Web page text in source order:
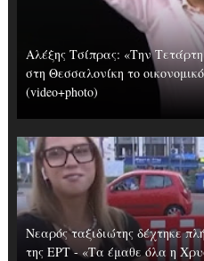
Αλέξης Τσίπρας: «Την
στη Θεσσαλονίκη το
(video+photo)
Νεαρός ταξιδιώτης δέχτηκε
της ΕΡΤ - «Τα έμαθε όλα η